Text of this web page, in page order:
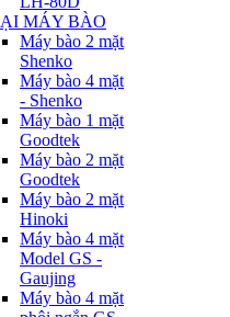
MÁY BÀO
Máy bào 2 mặt
Shenko
Máy bào 4 mặt
- Shenko
Máy bào 1 mặt
Goodtek
Máy bào 2 mặt
Goodtek
Máy bào 2 mặt
Hinoki
Máy bào 4 mặt
Model GS -
Gaujing
Máy bào 4 mặt